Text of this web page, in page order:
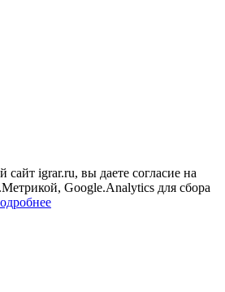
igrar.ru, вы даете согласие на
Google.Analytics для сбора